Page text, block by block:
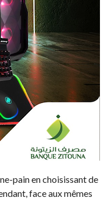
pain en choisissant de
face aux mêmes